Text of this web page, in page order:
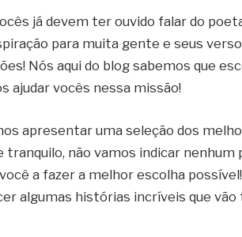
já devem ter ouvido falar do
para muita gente e seus
Nós aqui do blog sabemos que
ajudar vocês nessa missão!
apresentar uma seleção dos
tranquilo, não vamos indicar
a fazer a melhor escolha
algumas histórias incríveis que